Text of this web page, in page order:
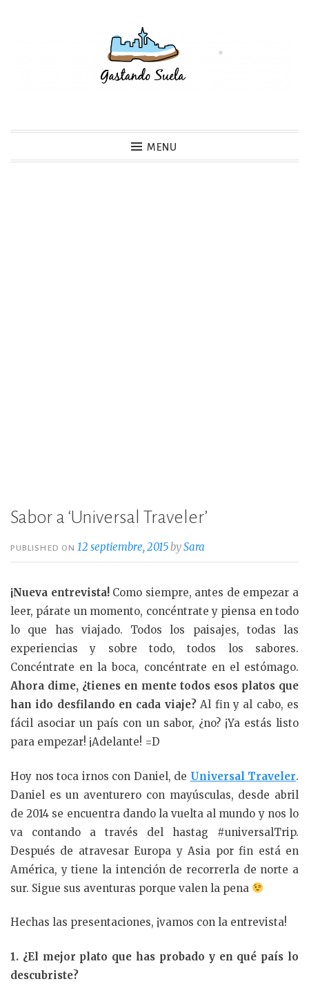
MENU
Sabor a ‘Universal Traveler’
PUBLISHED ON12 septiembre, 2015bySara
¡Nueva entrevista!Como siempre, antes de empezar a
leer, párate un momento, concéntrate y piensa en todo
lo que has viajado. Todos los paisajes, todas las
experiencias y sobre todo, todos los sabores.
Concéntrate en la boca, concéntrate en el estómago.
Ahora dime, ¿tienes en mente todos esos platos que
han ido desfilando en cada viaje?Al fin y al cabo, es
fácil asociar un país con un sabor, ¿no? ¡Ya estás listo
para empezar! ¡Adelante! =D
Hoy nos toca irnos con Daniel, de Universal Traveler.
Daniel es un aventurero con mayúsculas, desde abril
de 2014 se encuentra dando la vuelta al mundo y nos lo
va contando a través del hastag #universalTrip.
Después de atravesar Europa y Asia por fin está en
América, y tiene la intención de recorrerla de norte a
sur. Sigue sus aventuras porque valen la pena
Hechas las presentaciones, ¡vamos con la entrevista!
1. ¿El mejor plato que has probado y en qué país lo
descubriste?